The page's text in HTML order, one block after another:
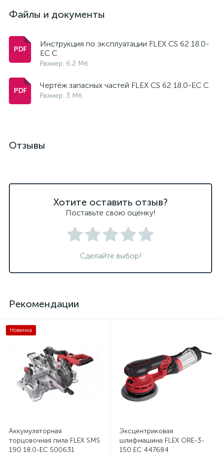
Файлы и документы
Инструкция по эксплуатации FLEX CS 62 18.0-
EC C
Размер: 6.2 Мб
Чертёж запасных частей FLEX CS 62 18.0-EC C
Размер: 3 Мб
Отзывы
Хотите оставить отзыв?
Поставьте свою оценку!
Сделайте выбор!
Рекомендации
Новинка
Аккумуляторная
торцовочная пила FLEX SMS
190 18.0-EC 500631
Эксцентриковая
шлифмашина FLEX ORE-3-
150 EC 447684